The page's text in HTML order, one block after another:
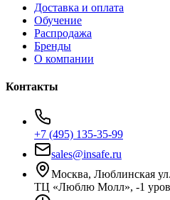
Доставка и оплата
Обучение
Распродажа
Бренды
О компании
Контакты
+7 (495) 135-35-99
sales@insafe.ru
Москва, Люблинская
ТЦ «Люблю Молл», -1